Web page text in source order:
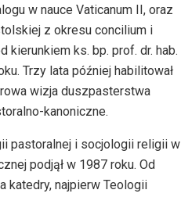
w nauce Vaticanum II, oraz
z okresu concilium i
kierunkiem ks. bp. prof. dr. hab.
Trzy lata później habilitował
wizja duszpasterstwa
kanoniczne.
pastoralnej i socjologii religii w
podjął w 1987 roku. Od
katedry, najpierw Teologii